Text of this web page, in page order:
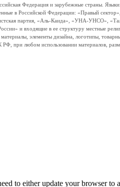
Федерация и зарубежные страны.
в Российской Федерации: «Правый
партия, «Аль-Каида», «УНА-УНСО»,
и входящие в ее структуру местные
элементы дизайна, логотипы,
при любом использовании материалов,
to either update your browser to